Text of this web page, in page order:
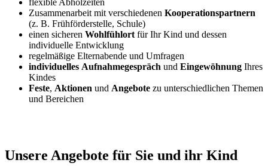
Zusammenarbeit mit verschiedenen Kooperationspartnern
(z. B. Frühförderstelle, Schule)
einen sicheren Wohlfühlort für Ihr Kind und dessen
individuelle Entwicklung
regelmäßige Elternabende und Umfragen
individuelles Aufnahmegespräch und Eingewöhnung Ihres
Kindes
Feste, Aktionen und Angebote zu unterschiedlichen Themen
und Bereichen
Unsere Angebote für Sie und ihr Kind